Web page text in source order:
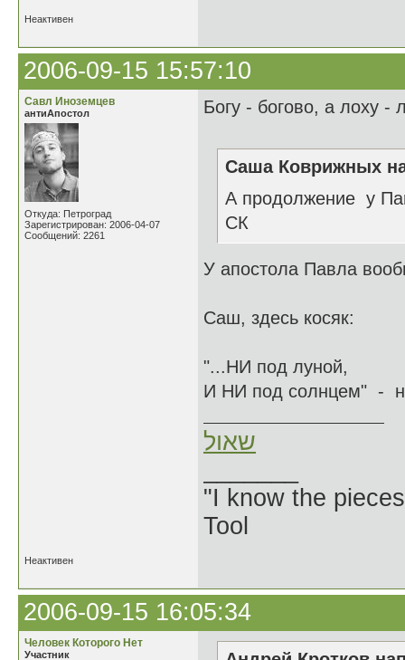
Неактивен
2006-09-15 15:57:10
Савл Иноземцев
антиАпостол
Откуда: Петроград
Зарегистрирован: 2006-04-07
Сообщений: 2261
Богу - богово, а лоху -
Саша Коврижных
А продолжение у
СК
У апостола Павла
Саш, здесь косяк:
"...НИ под луной,
И НИ под солнцем" -
שאול
"I know the
Tool
Неактивен
2006-09-15 16:05:34
Человек Которого Нет
Участник